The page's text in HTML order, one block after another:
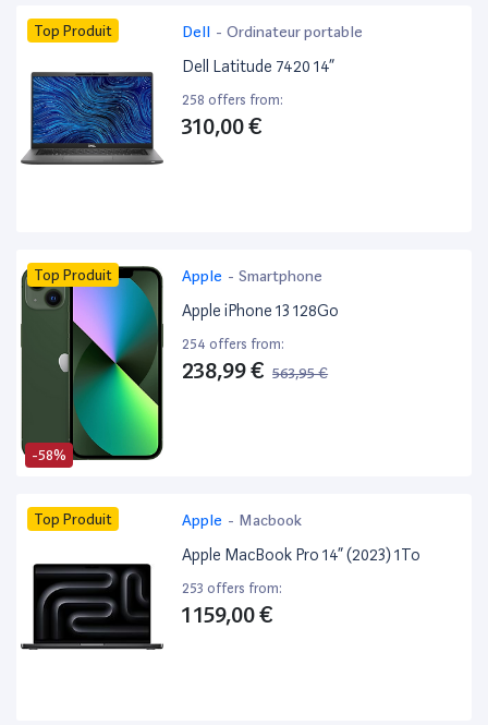
Top Produit Dell - Ordinateur portable
Dell Latitude 7420 14”
258 offers from:
310,00 €
-58%
Top Produit Apple - Smartphone
Apple iPhone 13 128Go
254 offers from:
238,99 € 563,95 €
Top Produit Apple - Macbook
Apple MacBook Pro 14” (2023) 1To
253 offers from:
1 159,00 €